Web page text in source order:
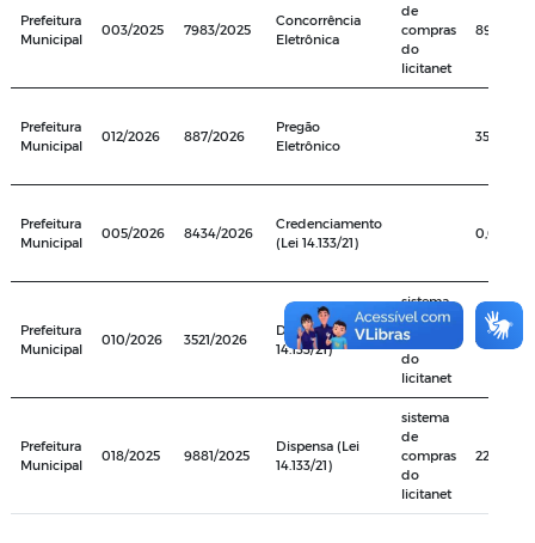
Prefeitura
Municipal
003/2025 7983/2025
Concorrência
Eletrônica
de
compras
do
licitanet
Prefeitura
Municipal
012/2026 887/2026
Pregão
Eletrônico
Prefeitura
Municipal
005/2026 8434/2026
Credenciamento
(Lei 14.133/21)
0,01
Prefeitura
Municipal
010/2026 3521/2026
Dispensa (Lei
14.133/21)
sistema
de
compras
do
licitanet
4.878,00
Prefeitura
Municipal
018/2025 9881/2025
Dispensa (Lei
14.133/21)
sistema
de
compras
do
licitanet